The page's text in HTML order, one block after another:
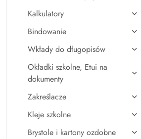
Kalkulatory
Bindowanie
Wkłady do długopisów
Okładki szkolne, Etui na
dokumenty
Zakreślacze
Kleje szkolne
Brystole i kartony ozdobne